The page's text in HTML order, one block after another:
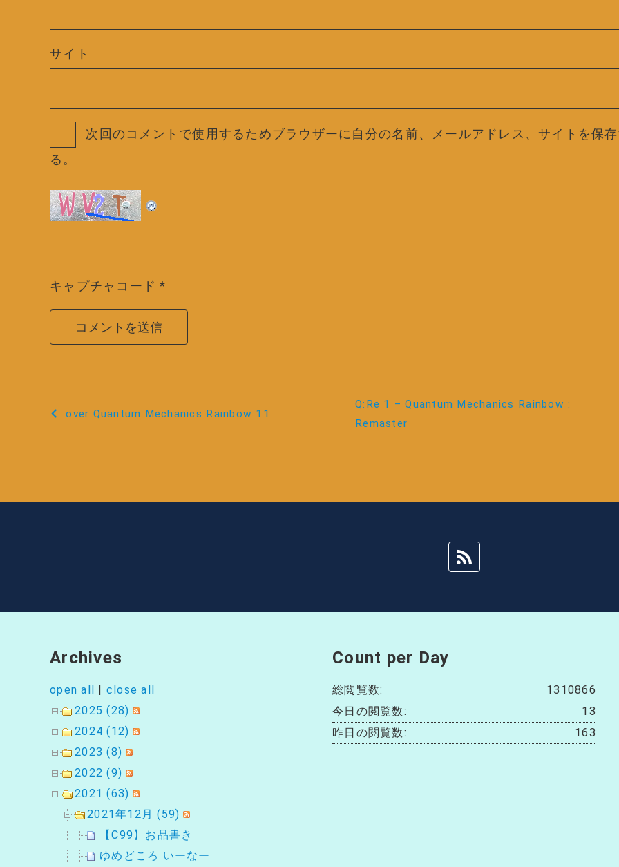
サイト
次回のコメントで使用するためブラウザーに自分の名前、メールアドレス、サイトを保
る。
キャプチャコード *
over Quantum Mechanics Rainbow 11
Q:Re 1 – Quantum Mechanics Rainbow :
Remaster
Archives
open all
close all
2025 (28)
2024 (12)
2023 (8)
2022 (9)
2021 (63)
2021年12月 (59)
【C99】お品書き
ゆめどころ いーなー
Count per Day
1310866
総閲覧数:
13
今日の閲覧数:
163
昨日の閲覧数: